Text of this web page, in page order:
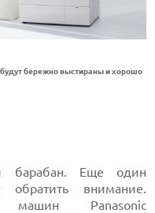
бережно выстираны и хорошо
барабан. Еще один
внимание.
машин Panasonic